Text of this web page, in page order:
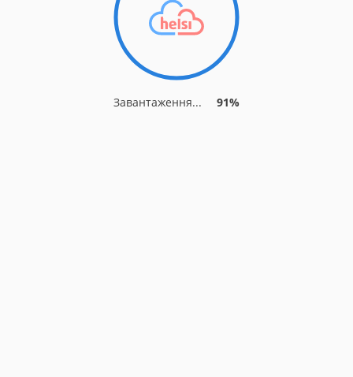
Завантаження... 91%